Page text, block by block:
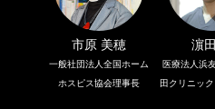
市原 美穂
一般社団法人全国ホーム
ホスピス協会理事長
濵
医療法人浜
田クリニッ